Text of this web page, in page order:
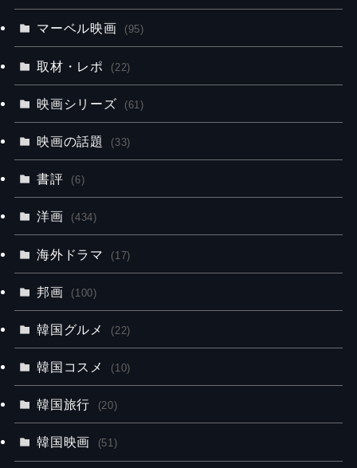
マーベル映画 (95)
取材・レポ (22)
映画シリーズ (61)
映画の話題 (33)
書評 (6)
洋画 (434)
海外ドラマ (17)
邦画 (100)
韓国グルメ (22)
韓国コスメ (10)
韓国旅行 (20)
韓国映画 (51)